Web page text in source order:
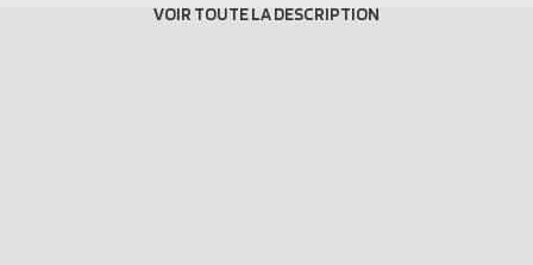
Crée ton personnage unique et coloré Chaque personne est unique